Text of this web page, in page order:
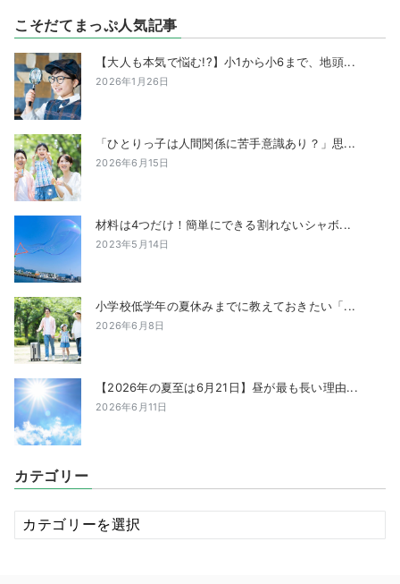
こそだてまっぷ人気記事
【大人も本気で悩む!?】小1から小6まで、地頭...
2026年1月26日
「ひとりっ子は人間関係に苦手意識あり？」思...
2026年6月15日
材料は4つだけ！簡単にできる割れないシャボ...
2023年5月14日
小学校低学年の夏休みまでに教えておきたい「...
2026年6月8日
【2026年の夏至は6月21日】昼が最も長い理由...
2026年6月11日
カテゴリー
カ
テ